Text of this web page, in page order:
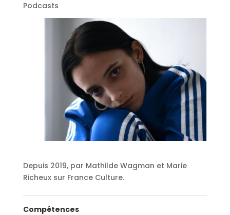
Podcasts
Depuis 2019, par Mathilde Wagman et Marie
Richeux sur France Culture.
Compétences